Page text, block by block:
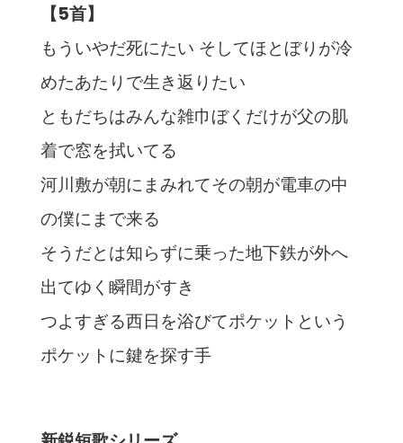
【5首】
もういやだ死にたい そしてほとぼりが冷
めたあたりで生き返りたい
ともだちはみんな雑巾ぼくだけが父の肌
着で窓を拭いてる
河川敷が朝にまみれてその朝が電車の中
の僕にまで来る
そうだとは知らずに乗った地下鉄が外へ
出てゆく瞬間がすき
つよすぎる西日を浴びてポケットという
ポケットに鍵を探す手